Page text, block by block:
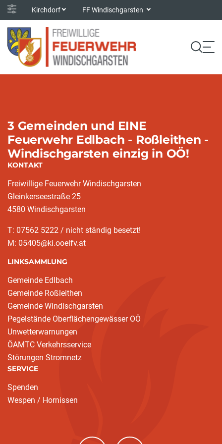
Kirchdorf FF Windischgarsten
3 Gemeinden und EINE
Feuerwehr Edlbach - Roßleithen -
Windischgarsten einzig in OÖ!
KONTAKT
Freiwillige Feuerwehr Windischgarsten
Gleinkerseestraße 25
4580 Windischgarsten
T: 07562 5222 / nicht ständig besetzt!
M: 05405@ki.ooelfv.at
LINKSAMMLUNG
Gemeinde Edlbach
Gemeinde Roßleithen
Gemeinde Windischgarsten
Pegelstände Oberflächengewässer OÖ
Unwetterwarnungen
ÖAMTC Verkehrsservice
Störungen Stromnetz
SERVICE
Spenden
Wespen / Hornissen